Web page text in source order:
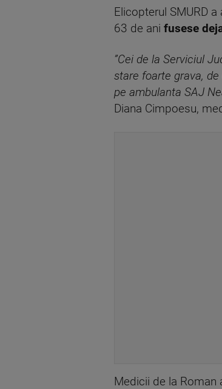
Elicopterul SMURD
63 de ani fusese
”Cei de la Serviciul
stare foarte grava,
pe ambulanta SAJ
Diana Cimpoesu,
Medicii de la Roman